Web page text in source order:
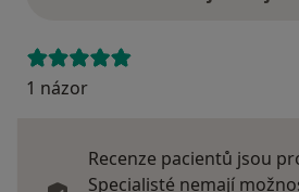
1 názor
Recenze pacientů jsou
Specialisté nemají